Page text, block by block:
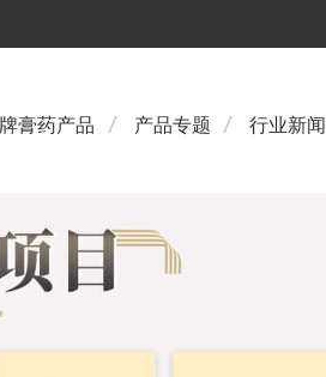
膏药产品 产品专题 行业新闻